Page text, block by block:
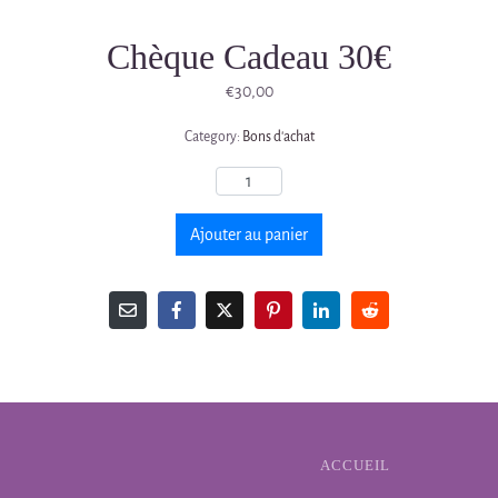
Chèque Cadeau 30€
€30,00
Category: Bons d'achat
Ajouter au panier
ACCUEIL